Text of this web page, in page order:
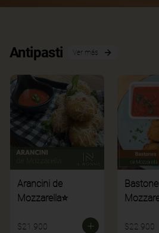
Antipasti Ver más
Arancini de
Mozzarella⭐
$21.900 $22.900